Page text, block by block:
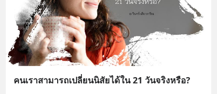
คนเราสามารถเปลี่ยนนิสัยได้ใน 21 วันจริงหรือ?